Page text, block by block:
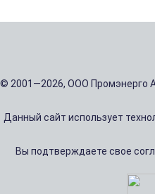
© 2001—2026, ООО Промэнерго
Данный сайт использует
Вы подтверждаете свое